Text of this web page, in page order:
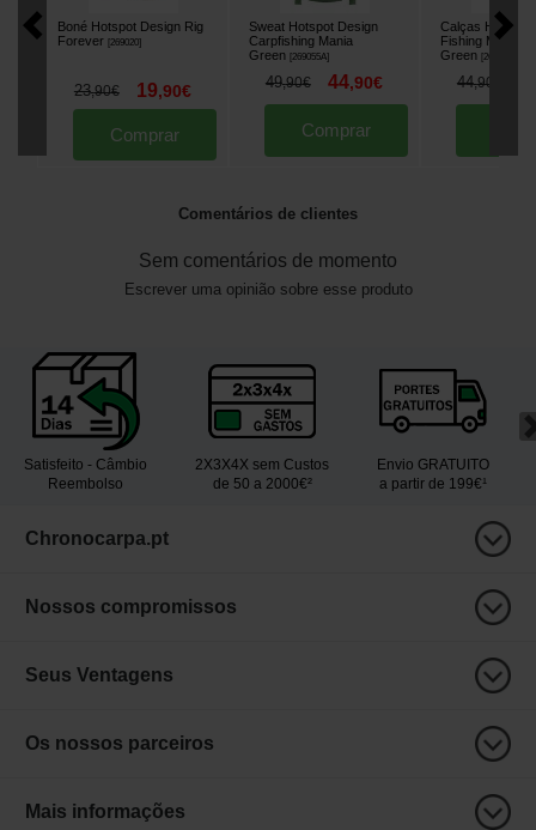
Boné Hotspot Design Rig
Forever [269020]
23,90€ 19,90€
Comprar
Sweat Hotspot Design
Carpfishing Mania
Green [269055A]
49,90€ 44,90€
Comprar
Calças Hotspot
Fishing Mania
Green [269034A
44,90
Comentários de clientes
Sem comentários de momento
Escrever uma opinião sobre esse produto
Satisfeito - Câmbio
Reembolso
2X3X4X sem Custos
de 50 a 2000€²
Envio GRATUITO
a partir de 199€¹
Chronocarpa.pt
Nossos compromissos
Seus Ventagens
Os nossos parceiros
Mais informações